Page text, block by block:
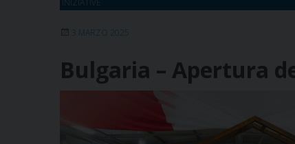
INIZIATIVE
3 MARZO 2025
Bulgaria – Apertura